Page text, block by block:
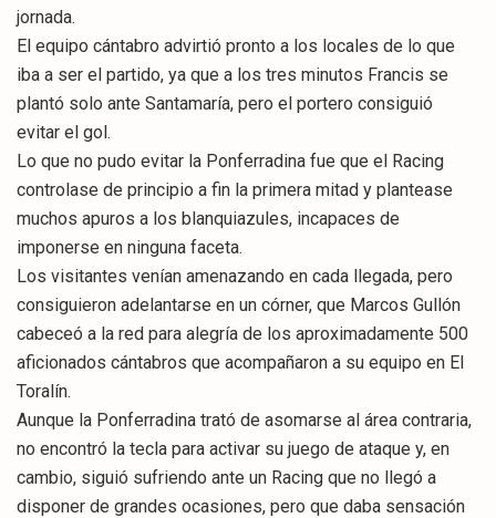
jornada.
El equipo cántabro advirtió pronto a los locales de lo que
iba a ser el partido, ya que a los tres minutos Francis se
plantó solo ante Santamaría, pero el portero consiguió
evitar el gol.
Lo que no pudo evitar la Ponferradina fue que el Racing
controlase de principio a fin la primera mitad y plantease
muchos apuros a los blanquiazules, incapaces de
imponerse en ninguna faceta.
Los visitantes venían amenazando en cada llegada, pero
consiguieron adelantarse en un córner, que Marcos Gullón
cabeceó a la red para alegría de los aproximadamente 500
aficionados cántabros que acompañaron a su equipo en El
Toralín.
Aunque la Ponferradina trató de asomarse al área contraria,
no encontró la tecla para activar su juego de ataque y, en
cambio, siguió sufriendo ante un Racing que no llegó a
disponer de grandes ocasiones, pero que daba sensación